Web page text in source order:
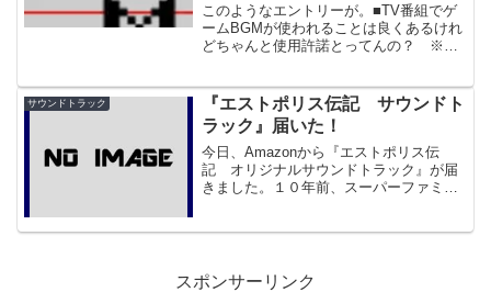
このようなエントリーが。■TV番組でゲ
ームBGMが使われることは良くあるけれ
どちゃんと使用許諾とってんの？ ※リ
た。たしかに、ゲーム音楽がテレビ番組
などで使われるとい...
サウンドトラック
『エストポリス伝記 サウンドト
ラック』届いた！
今日、Amazonから『エストポリス伝
記 オリジナルサウンドトラック』が届
きました。１０年前、スーパーファミコ
スポンサーリンク